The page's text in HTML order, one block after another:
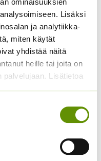
ominaisuuksien
Lisäksi
ja analytiikka-
miten käytät
yhdistää näitä
heille tai joita on
Lisätietoa
Puolipitkä
g
13,50 €
Sisältää